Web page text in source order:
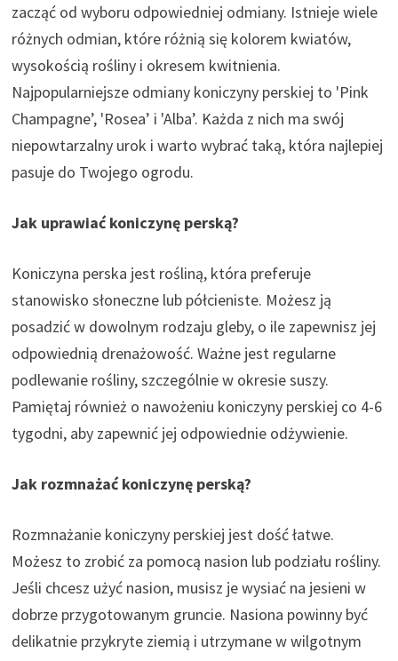
zacząć od wyboru odpowiedniej odmiany. Istnieje wiele
różnych odmian, które różnią się kolorem kwiatów,
wysokością rośliny i okresem kwitnienia.
Najpopularniejsze odmiany koniczyny perskiej to 'Pink
Champagne’, 'Rosea’ i 'Alba’. Każda z nich ma swój
niepowtarzalny urok i warto wybrać taką, która najlepiej
pasuje do Twojego ogrodu.
Jak uprawiać koniczynę perską?
Koniczyna perska jest rośliną, która preferuje
stanowisko słoneczne lub półcieniste. Możesz ją
posadzić w dowolnym rodzaju gleby, o ile zapewnisz jej
odpowiednią drenażowość. Ważne jest regularne
podlewanie rośliny, szczególnie w okresie suszy.
Pamiętaj również o nawożeniu koniczyny perskiej co 4-6
tygodni, aby zapewnić jej odpowiednie odżywienie.
Jak rozmnażać koniczynę perską?
Rozmnażanie koniczyny perskiej jest dość łatwe.
Możesz to zrobić za pomocą nasion lub podziału rośliny.
Jeśli chcesz użyć nasion, musisz je wysiać na jesieni w
dobrze przygotowanym gruncie. Nasiona powinny być
delikatnie przykryte ziemią i utrzymane w wilgotnym